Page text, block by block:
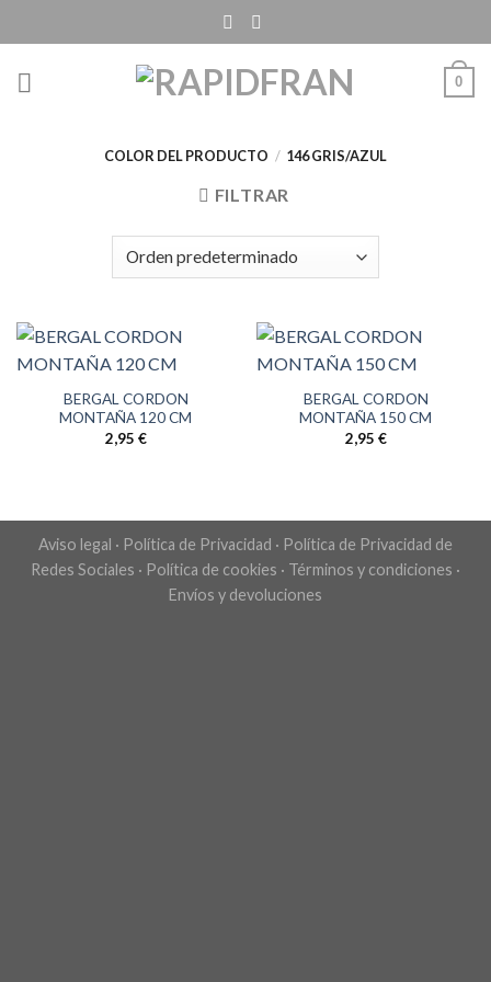
to
0
COLOR DEL PRODUCTO / 146 GRIS/AZUL
FILTRAR
BERGAL CORDON
MONTAÑA 120 CM
2,95 €
BERGAL CORDON
MONTAÑA 150 CM
2,95 €
Aviso legal · Política de Privacidad · Política de Privacidad de
Redes Sociales · Política de cookies · Términos y condiciones ·
Envíos y devoluciones